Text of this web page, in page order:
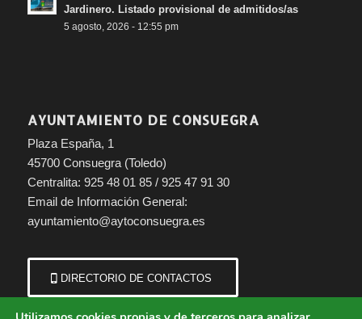
Jardinero. Listado provisional de admitidos/as
5 agosto, 2026 - 12:55 pm
AYUNTAMIENTO DE CONSUEGRA
Plaza España, 1
45700 Consuegra (Toledo)
Centralita: 925 48 01 85 / 925 47 91 30
Email de Información General:
ayuntamiento@aytoconsuegra.es
DIRECTORIO DE CONTACTOS